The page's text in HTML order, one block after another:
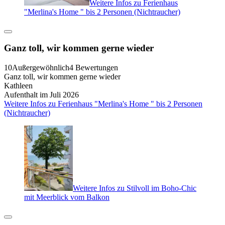
Weitere Infos zu Ferienhaus
"Merlina's Home " bis 2 Personen (Nichtraucher)
Ganz toll, wir kommen gerne wieder
10Außergewöhnlich4 Bewertungen
Ganz toll, wir kommen gerne wieder
Kathleen
Aufenthalt im Juli 2026
Weitere Infos zu Ferienhaus "Merlina's Home " bis 2 Personen
(Nichtraucher)
Weitere Infos zu Stilvoll im Boho-Chic
mit Meerblick vom Balkon